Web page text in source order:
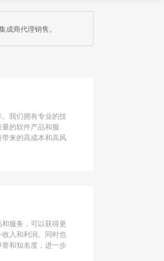
商代理销售。
我们拥有专业的技
的软件产品和服
来的高成本和高风
服务，可以获得更
入和利润。同时也
和知名度，进一步